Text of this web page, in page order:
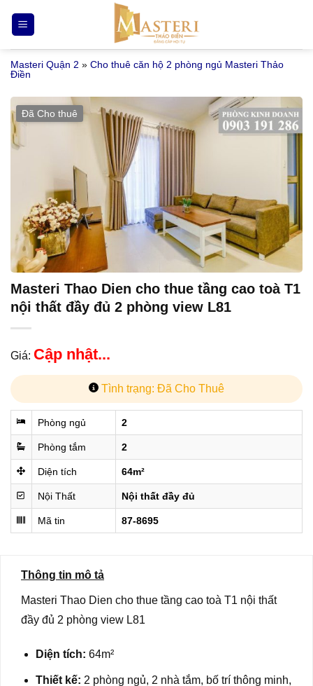
qua
nội
dung
Masteri Quận 2 » Cho thuê căn hộ 2 phòng ngủ Masteri Thảo
Điền
Đã Cho thuê
Masteri Thao Dien cho thue tầng cao toà T1
nội thất đầy đủ 2 phòng view L81
Giá: Cập nhật...
Tình trạng: Đã Cho Thuê
Phòng ngủ 2
Phòng tắm 2
Diện tích 64m²
Nội Thất Nội thất đầy đủ
Mã tin 87-8695
Thông tin mô tả
Masteri Thao Dien cho thue tầng cao toà T1 nội thất
đầy đủ 2 phòng view L81
Diện tích: 64m²
Thiết kế: 2 phòng ngủ, 2 nhà tắm, bố trí thông minh,